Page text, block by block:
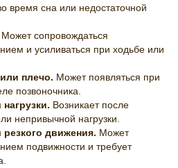
время сна или недостаточной
Может сопровождаться
и усиливаться при ходьбе или
плечо. Может появляться при
позвоночника.
Возникает после
непривычной нагрузки.
движения. Может
подвижности и требует